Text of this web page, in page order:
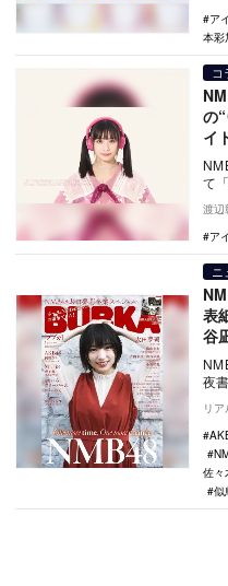
ア
本彩
コ
の
イ
て
＆
っ
渡辺
ア
ニ
表
谷
夜
売
日
リ
佐々
似